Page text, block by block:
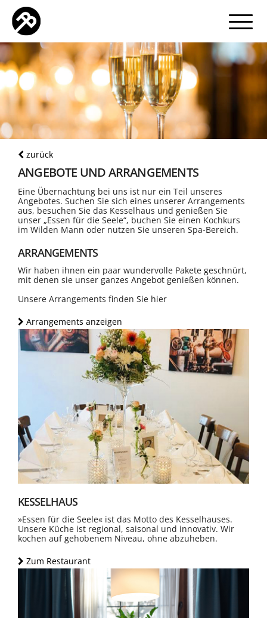
zurück
ANGEBOTE UND ARRANGEMENTS
Eine Übernachtung bei uns ist nur ein Teil unseres
Angebotes. Suchen Sie sich eines unserer Arrangements
aus, besuchen Sie das Kesselhaus und genießen Sie
unser „Essen für die Seele“, buchen Sie einen Kochkurs
im Wilden Mann oder nutzen Sie unseren Spa-Bereich.
ARRANGEMENTS
Wir haben ihnen ein paar wundervolle Pakete geschnürt,
mit denen sie unser ganzes Angebot genießen können.
Unsere Arrangements finden Sie hier
Arrangements anzeigen
KESSELHAUS
»Essen für die Seele« ist das Motto des Kesselhauses.
Unsere Küche ist regional, saisonal und innovativ. Wir
kochen auf gehobenem Niveau, ohne abzuheben.
Zum Restaurant